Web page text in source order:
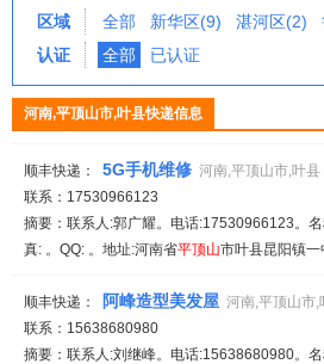
区域
全部 新华区(9) 湛河区(2)
认证
全部 已认证
河南,平顶山市,叶县快递信息
顺丰快递： 5G手机维修 河南,平顶山市,叶县
联系：17530966123
摘要：联系人:郭广耀。电话:17530966123。
真: 。QQ: 。地址:河南省平顶山市叶县昆阳镇一
顺丰快递： 阿峰造型美发屋 河南,平顶山市,
联系：15638680980
摘要：联系人:刘继峰。电话:15638680980。